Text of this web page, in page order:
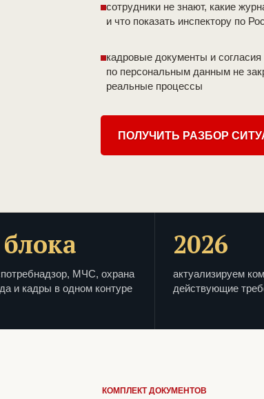
сотрудники не знают, какие
и что показать инспектору по
кадровые документы и согласия
по персональным данным не
реальные процессы
ПОЛУЧИТЬ РАЗБОР
МЧС, охрана
и кадры в одном контуре
2026
актуализируем
действующие
КОМПЛЕКТ ДОКУМЕНТОВ